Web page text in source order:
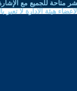
متاحة للجميع مع
هيئة الادارة لا